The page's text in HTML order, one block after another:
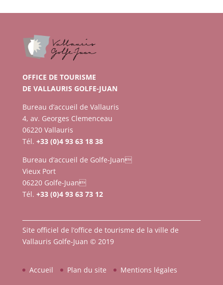
OFFICE DE TOURISME
DE VALLAURIS GOLFE-JUAN
Bureau d’accueil de Vallauris
4, av. Georges Clemenceau
06220 Vallauris
Tél. +33 (0)4 93 63 18 38
Bureau d’accueil de Golfe-Juan
Vieux Port
06220 Golfe-Juan
Tél. +33 (0)4 93 63 73 12
Site officiel de l’office de tourisme de la ville de
Vallauris Golfe-Juan © 2019
Accueil Plan du site Mentions légales